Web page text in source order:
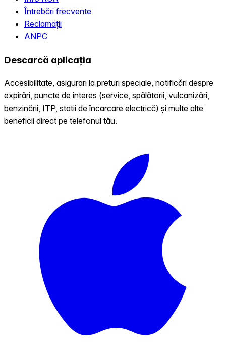
Întrebări frecvente
Reclamații
ANPC
Descarcă aplicația
Accesibilitate, asigurari la preturi speciale, notificări despre
expirări, puncte de interes (service, spălătorii, vulcanizări,
benzinării, ITP, statii de încarcare electrică) și multe alte
beneficii direct pe telefonul tău.